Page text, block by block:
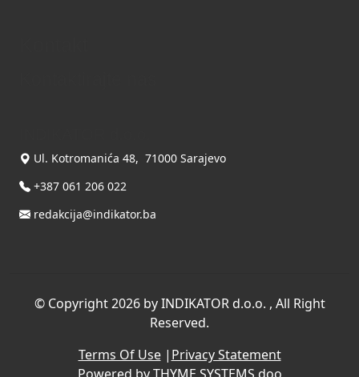
Ul. Kotromanića 48, 71000 Sarajevo
+387 061 206 022
redakcija@indikator.ba
© Copyright 2026 by INDIKATOR d.o.o. , All Right
Reserved.
Terms Of Use| Privacy Statement